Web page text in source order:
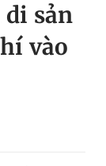
sản
vào